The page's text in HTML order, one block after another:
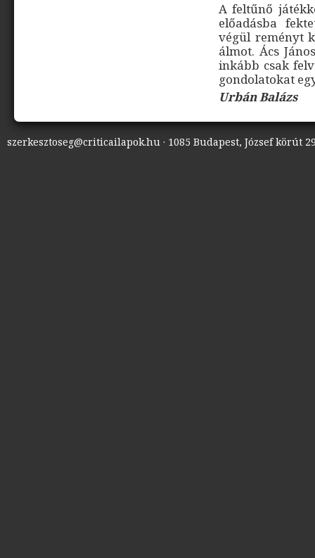
A feltűnő
előadásba
végül reményt
álmot. Ács
inkább csak
gondolatokat
Urbán Balázs
szerkesztoseg@criticailapok.hu · 1085 Budapest, József körút